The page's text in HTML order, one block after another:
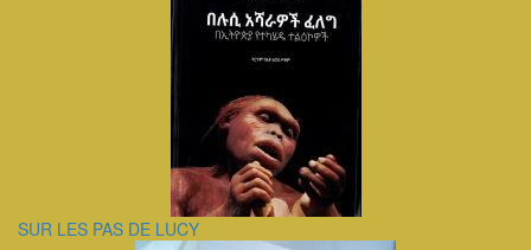
SUR LES PAS DE LUCY